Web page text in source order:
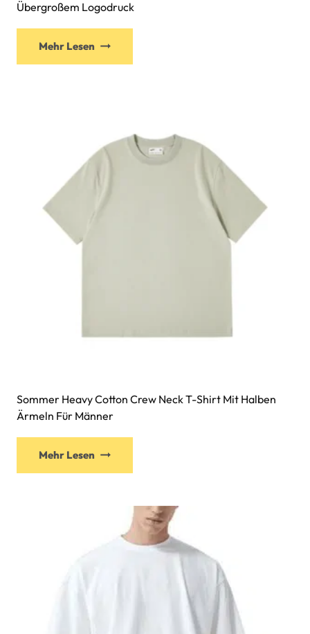
Übergroßem Logodruck
Mehr Lesen
Sommer Heavy Cotton Crew Neck T-Shirt Mit Halben
Ärmeln Für Männer
Mehr Lesen